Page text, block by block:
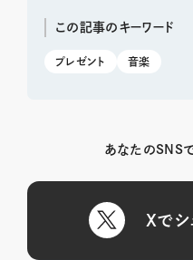
この記事のキーワード
プレゼント 音楽
あなたのSNS
Xでシ